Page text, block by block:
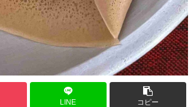
LINE コピー